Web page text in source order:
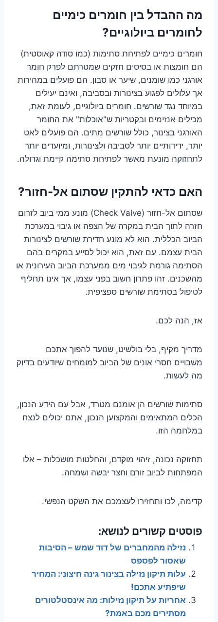
מה ההבדל בין חומרים כימיים
לחומרים ביולוגיים?
חומרים כימיים לפתיחת סתימות (כמו סודה קאוסטית)
הם חומצות או בסיסים חזקים שמטרתם לפרק חומר
אורגני כמו שומנים, שיער או סבון. הם פועלים במהירות
אך עלולים לפגוע בצינורות ובסביבה, ואינם יעילים
במיוחד נגד שורשים. חומרים ביולוגיים, לעומת זאת,
מכילים אנזימים ובקטריות ש"אוכלות" את החומר
האורגני בצינור, כולל שורשים מתים. הם פועלים לאט
יותר, ידידותיים יותר לסביבה ולצינורות, ומיועדים יותר
לתחזוקה מונעת מאשר לפתיחת סתימה קיימת וגדולה.
האם כדאי להתקין שסתום אל-חזור?
שסתום אל-חזור (Check Valve) מונע ממי ביוב לזרום
חזרה לתוך הבית במקרה של הצפה או גיבוי במערכת
הביוב הכללית. הוא לא מונע חדירת שורשים לצינורות
הבית עצמם. עם זאת, הוא יכול לסייע במקרים בהם
הסתימה גורמת לגיבוי מים ממערכת הביוב העירונית או
מהשכנים. זהו פתרון חשוב בפני עצמו, אך אינו תחליף
לטיפול בסתימת שורשים ספציפית.
אז, הנה לכם.
מדריך מקיף, בלי בולשיט, שנועד להפוך אתכם
משבויים חסרי אונים של הביוב למומחים שיודעים בדיוק
מה לעשות.
סתימות שורשים הן אומנם מטרד, אבל עם הידע הנכון,
הכלים המתאימים והמקצוען הנכון, אתם יכולים לנצח
במלחמה הזו.
תחזוקה נכונה, זיהוי מוקדם, והחלטות מושכלות – אלו
המפתחות לביוב זורם וחצר יבשה ושמחה.
קדימה, לכו ותחזירו לעצמכם את השקט הנפשי.
פוסטים קשורים לנושא:
נזילה מהמחברים של דוד שמש – הסיבות
שאסור לפספס
עלות תיקון נזילה בצינור גינה חיצוני: המחיר
שיפתיע אתכם!
אחריות על תיקון נזילות: מה אינסטלטורים
מסתירים מכם באמת?